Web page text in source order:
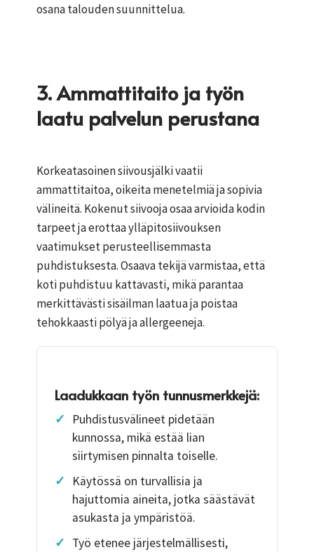
osana talouden suunnittelua.
3. Ammattitaito ja työn
laatu palvelun perustana
Korkeatasoinen siivousjälki vaatii
ammattitaitoa, oikeita menetelmiä ja sopivia
välineitä. Kokenut siivooja osaa arvioida kodin
tarpeet ja erottaa ylläpitosiivouksen
vaatimukset perusteellisemmasta
puhdistuksesta. Osaava tekijä varmistaa, että
koti puhdistuu kattavasti, mikä parantaa
merkittävästi sisäilman laatua ja poistaa
tehokkaasti pölyä ja allergeeneja.
Laadukkaan työn tunnusmerkkejä:
✓
Puhdistusvälineet pidetään
kunnossa, mikä estää lian
siirtymisen pinnalta toiselle.
✓
Käytössä on turvallisia ja
hajuttomia aineita, jotka säästävät
asukasta ja ympäristöä.
✓ Työ etenee järjestelmällisesti,